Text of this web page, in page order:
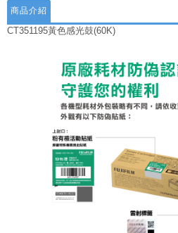
商品介紹
CT351195黃色感光鼓(60K)